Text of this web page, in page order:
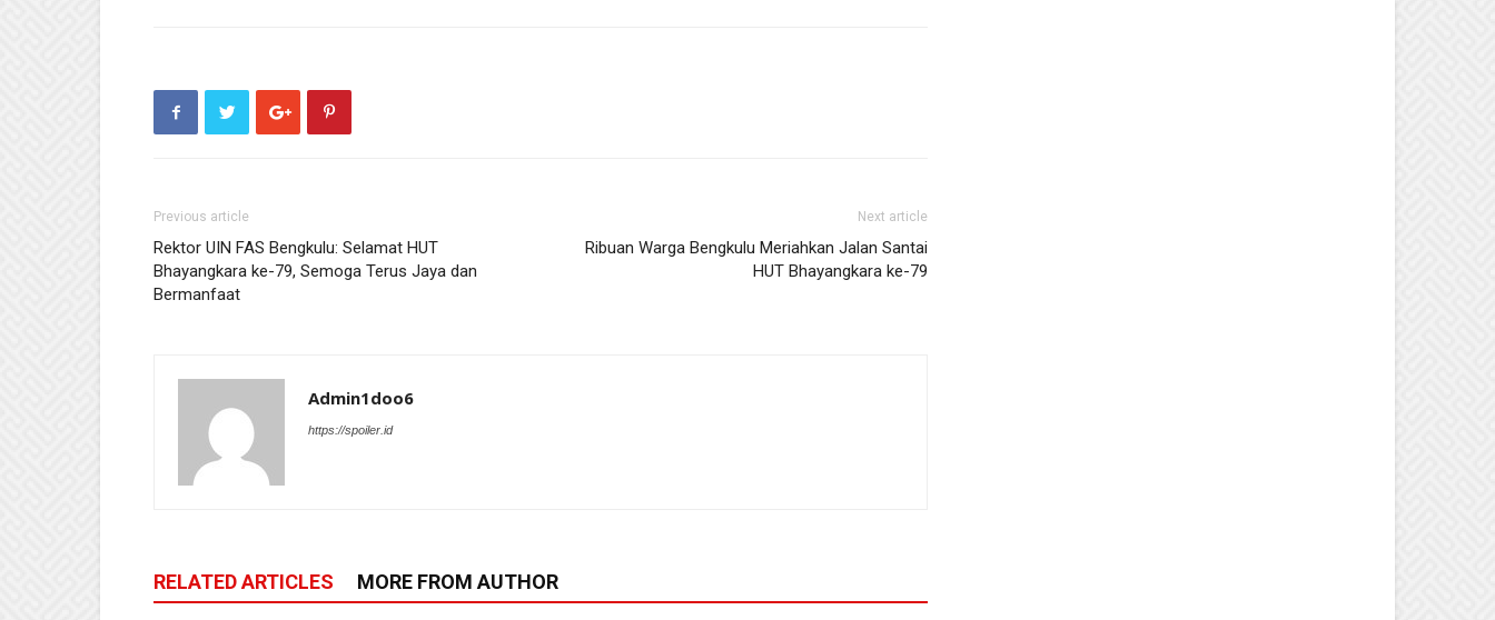
Previous article
Rektor UIN FAS Bengkulu: Selamat HUT
Bhayangkara ke-79, Semoga Terus Jaya dan
Bermanfaat
Next article
Ribuan Warga Bengkulu Meriahkan Jalan Santai
HUT Bhayangkara ke-79
Admin1doo6
https://spoiler.id
RELATED ARTICLES MORE FROM AUTHOR